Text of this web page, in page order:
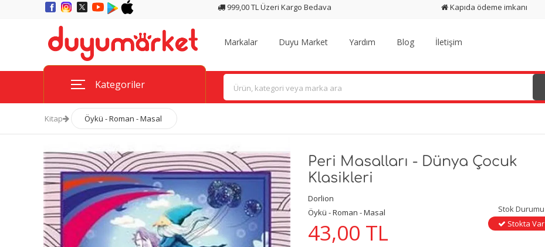
999,00 TL Üzeri Kargo Bedava Kapıda ödeme imkanı
Markalar Duyu Market Yardım Blog İletişim
Kategoriler
Kitap Öykü - Roman - Masal
Peri Masalları - Dünya Çocuk
Klasikleri
Dorlion
Öykü - Roman - Masal
Stok Durumu
Stokta Var
43,00 TL